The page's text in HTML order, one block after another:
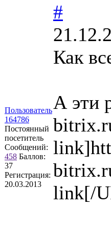
Пользователь
164786
Постоянный
посетитель
Сообщений:
458 Баллов:
37
Регистрация:
20.03.2013
#
Как
А эти
link[/